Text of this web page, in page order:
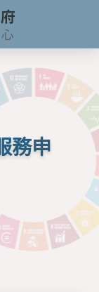
務申